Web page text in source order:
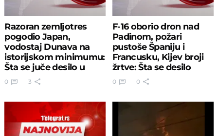
Razoran zemljotres
pogodio Japan,
vodostaj Dunava na
istorijskom minimumu:
Šta se juče desilo u
svetu?
0 3
F-16 oborio dron nad
Padinom, požari
pustoše Španiju i
Francusku, Kijev broji
žrtve: Šta se desilo
juče?
0 0